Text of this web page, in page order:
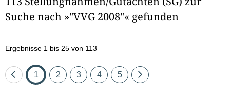
Suche nach »"VVG 2008"« gefunden
Ergebnisse 1 bis 25 von 113
EineSeite
1 Seite
2 Seite
3 Seite
4 Seite
5
Eine